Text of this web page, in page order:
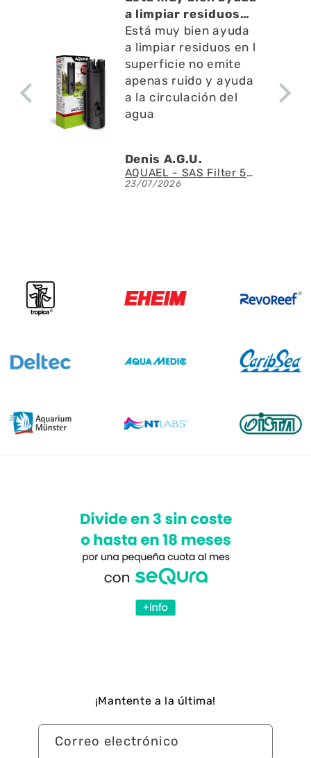
a limpiar residuos
en l
Está muy bien ayuda
a limpiar residuos en l
superficie no emite
apenas ruido y ayuda
a la circulación del
agua
Denis A.G.U.
AQUAEL - SAS Filter 500 - Skimmer de superficie
23/07/2026
¡Mantente a la última!
Correo electrónico